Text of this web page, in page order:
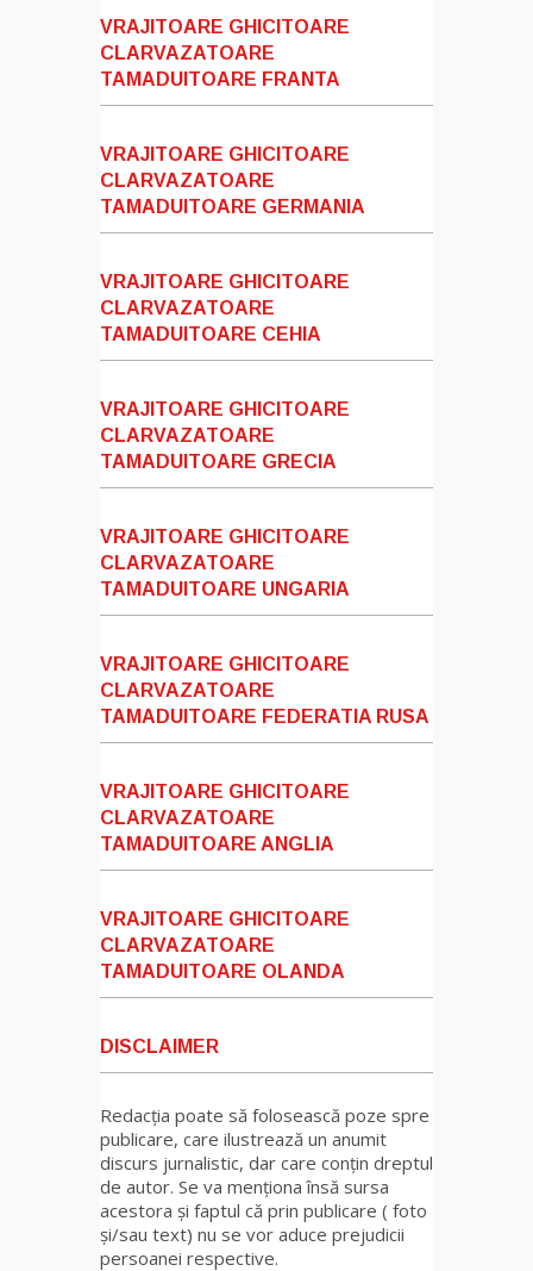
VRAJITOARE GHICITOARE
CLARVAZATOARE
TAMADUITOARE FRANTA
VRAJITOARE GHICITOARE
CLARVAZATOARE
TAMADUITOARE GERMANIA
VRAJITOARE GHICITOARE
CLARVAZATOARE
TAMADUITOARE CEHIA
VRAJITOARE GHICITOARE
CLARVAZATOARE
TAMADUITOARE GRECIA
VRAJITOARE GHICITOARE
CLARVAZATOARE
TAMADUITOARE UNGARIA
VRAJITOARE GHICITOARE
CLARVAZATOARE
TAMADUITOARE FEDERATIA RUSA
VRAJITOARE GHICITOARE
CLARVAZATOARE
TAMADUITOARE ANGLIA
VRAJITOARE GHICITOARE
CLARVAZATOARE
TAMADUITOARE OLANDA
DISCLAIMER
Redacția poate să folosească poze spre
publicare, care ilustrează un anumit
discurs jurnalistic, dar care conțin dreptul
de autor. Se va menționa însă sursa
acestora și faptul că prin publicare ( foto
și/sau text) nu se vor aduce prejudicii
persoanei respective.